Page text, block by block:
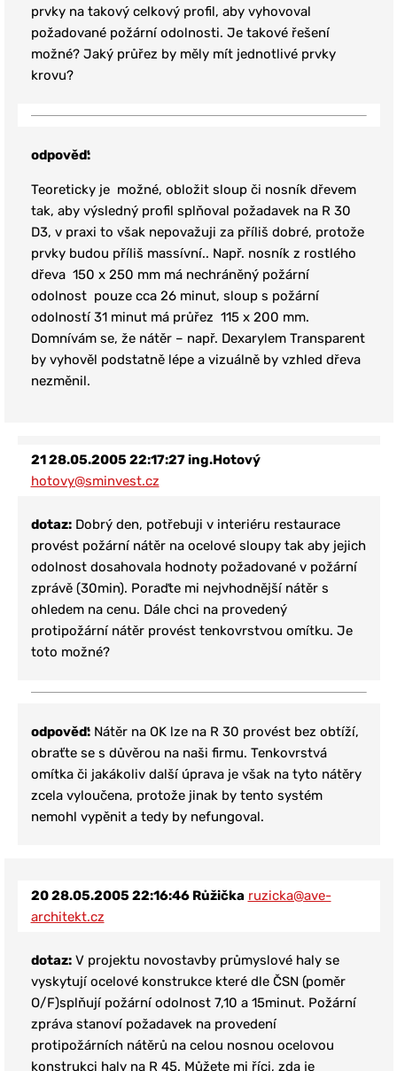
prvky na takový celkový profil, aby vyhovoval
požadované požární odolnosti. Je takové řešení
možné? Jaký průřez by měly mít jednotlivé prvky
krovu?
odpověď:
Teoreticky je možné, obložit sloup či nosník dřevem
tak, aby výsledný profil splňoval požadavek na R 30
D3, v praxi to však nepovažuji za příliš dobré, protože
prvky budou příliš massívní.. Např. nosník z rostlého
dřeva 150 x 250 mm má nechráněný požární
odolnost pouze cca 26 minut, sloup s požární
odolností 31 minut má průřez 115 x 200 mm.
Domnívám se, že nátěr – např. Dexarylem Transparent
by vyhověl podstatně lépe a vizuálně by vzhled dřeva
nezměnil.
2128.05.2005 22:17:27ing.Hotový
hotovy@sminvest.cz
dotaz:Dobrý den, potřebuji v interiéru restaurace
provést požární nátěr na ocelové sloupy tak aby jejich
odolnost dosahovala hodnoty požadované v požární
zprávě (30min). Poraďte mi nejvhodnější nátěr s
ohledem na cenu. Dále chci na provedený
protipožární nátěr provést tenkovrstvou omítku. Je
toto možné?
odpověď:Nátěr na OK lze na R 30 provést bez obtíží,
obraťte se s důvěrou na naši firmu. Tenkovrstvá
omítka či jakákoliv další úprava je však na tyto nátěry
zcela vyloučena, protože jinak by tento systém
nemohl vypěnit a tedy by nefungoval.
2028.05.2005 22:16:46 Růžička ruzicka@ave-
architekt.cz
dotaz:V projektu novostavby průmyslové haly se
vyskytují ocelové konstrukce které dle ČSN (poměr
O/F)splňují požární odolnost 7,10 a 15minut. Požární
zpráva stanoví požadavek na provedení
protipožárních nátěrů na celou nosnou ocelovou
konstrukci haly na R 45. Můžete mi říci, zda je